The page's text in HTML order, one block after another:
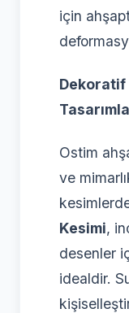
için
Dekoratif
Ostim
ve
Kesimi,
desenler
idealdir.